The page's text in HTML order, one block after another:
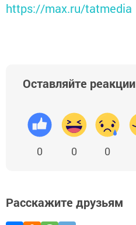
https://max.ru/tatmedia
Оставляйте реакции
0 0 0
Расскажите друзьям